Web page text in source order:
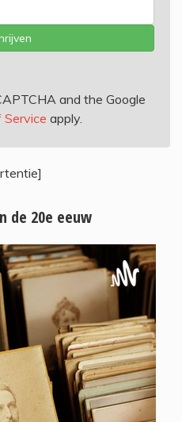
and the Google
Service apply.
de 20e eeuw